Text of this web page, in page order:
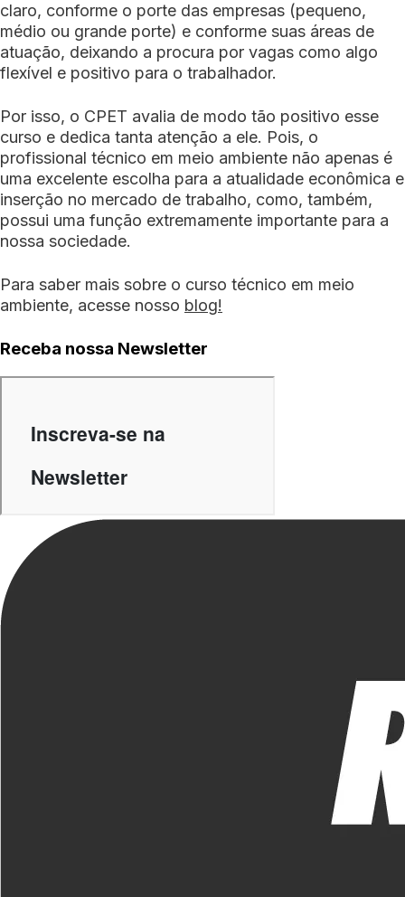
claro, conforme o porte das empresas (pequeno,
médio ou grande porte) e conforme suas áreas de
atuação, deixando a procura por vagas como algo
flexível e positivo para o trabalhador.
Por isso, o CPET avalia de modo tão positivo esse
curso e dedica tanta atenção a ele. Pois, o
profissional técnico em meio ambiente não apenas é
uma excelente escolha para a atualidade econômica e
inserção no mercado de trabalho, como, também,
possui uma função extremamente importante para a
nossa sociedade.
Para saber mais sobre o curso técnico em meio
ambiente, acesse nosso blog!
Receba nossa Newsletter